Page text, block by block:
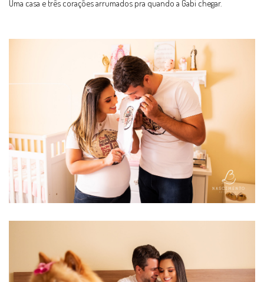
Uma casa e três corações arrumados pra quando a Gabi chegar.